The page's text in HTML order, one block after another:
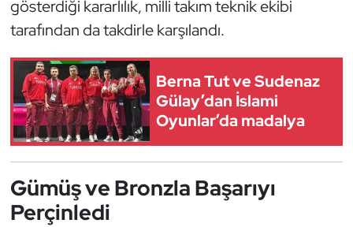
gösterdiği kararlılık, milli takım teknik ekibi
tarafından da takdirle karşılandı.
Berna Tut ve Sudenaz
Gülay’dan İslami
Oyunlar’da madalya
Gümüş ve Bronzla Başarıyı
Perçinledi
Kürek
Masa Tenisi
Modern Pentatlon
Motor Sporları